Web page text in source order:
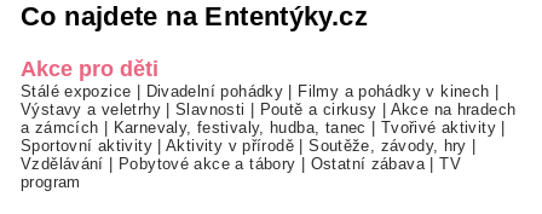
Co najdete na Ententýky.cz
Akce pro děti
Stálé expozice Divadelní pohádky Filmy a pohádky v kinech
Výstavy a veletrhy|Slavnosti Poutě a cirkusy
Akce na hradech
a zámcích
Karnevaly, festivaly, hudba, tanec Tvořivé aktivity
Sportovní aktivity|Aktivity v přírodě |Soutěže, závody, hry
Vzdělávání
Pobytové akce a tábory Ostatní zábava|TV
program